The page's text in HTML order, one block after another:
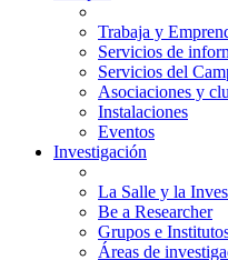
Trabaja y
Servicios de
Servicios del
Asociaciones y
Instalaciones
Eventos
Investigación
La Salle y la
Be a Researcher
Grupos e
Áreas de